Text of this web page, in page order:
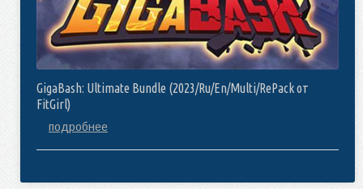
GigaBash: Ultimate Bundle (2023/Ru/En/Multi/RePack от
FitGirl)
подробнее